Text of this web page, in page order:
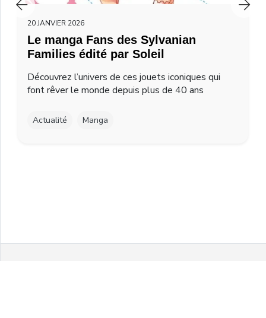
20 JANVIER 2026
Le manga Fans des Sylvanian
Families édité par Soleil
Découvrez l’univers de ces jouets iconiques qui
font rêver le monde depuis plus de 40 ans
Actualité Manga